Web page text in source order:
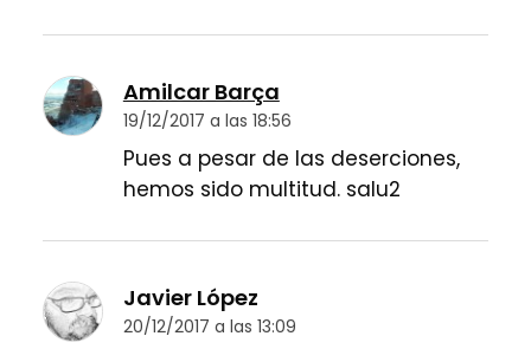
Amilcar Barça
19/12/2017 a las 18:56
Pues a pesar de las deserciones,
hemos sido multitud. salu2
Javier López
20/12/2017 a las 13:09